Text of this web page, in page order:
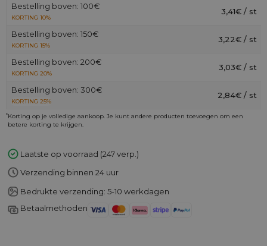
Bestelling boven: 100€
KORTING 10%
3,41€ / st
Bestelling boven: 150€
KORTING 15%
3,22€ / st
Bestelling boven: 200€
KORTING 20%
3,03€ / st
Bestelling boven: 300€
KORTING 25%
2,84€ / st
*Korting op je volledige aankoop. Je kunt andere producten toevoegen om een
betere korting te krijgen.
Laatste op voorraad (247 verp.)
Verzending binnen 24 uur
Bedrukte verzending: 5-10 werkdagen
Betaalmethoden